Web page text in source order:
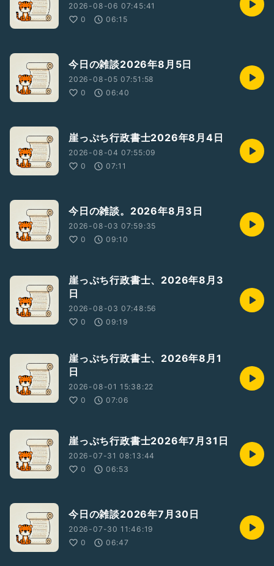
2026-08-06 07:45:41
0
06:15
今日の雑談2026年8月5日
2026-08-05 07:51:58
0
06:40
崖っぷち行政書士2026年8月4日
2026-08-04 07:55:09
0
07:11
今日の雑談。2026年8月3日
2026-08-03 07:59:35
0
09:10
崖っぷち行政書士、2026年8月3
日
2026-08-03 07:48:56
0
09:19
崖っぷち行政書士、2026年8月1
日
2026-08-01 15:38:22
0
07:06
崖っぷち行政書士2026年7月31日
2026-07-31 08:13:44
0
06:53
今日の雑談2026年7月30日
2026-07-30 11:46:19
0
06:47